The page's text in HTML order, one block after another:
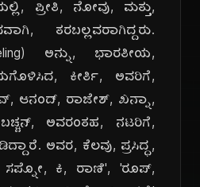
ಪ್ರೀತಿ, ನೋವು, ಮತ್ತು,
ತರಬಲ್ಲವರಾಗಿದ್ದರು.
ಅನ್ನು, ಭಾರತೀಯ,
ಕೀರ್ತಿ, ಅವರಿಗೆ,
ಆನಂದ್, ರಾಜೇಶ್, ಖನ್ನಾ,
ಅವರಂತಹ, ನಟರಿಗೆ,
ಅವರ, ಕೆಲವು, ಪ್ರಸಿದ್ಧ,
ಸಪ್ನೋ, ಕಿ, ರಾಣಿ', 'ರೂಪ್,